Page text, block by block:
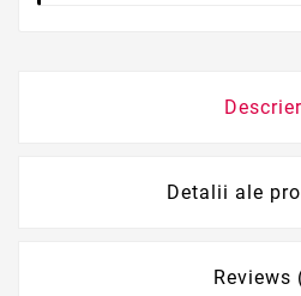
Detalii ale
Reviews